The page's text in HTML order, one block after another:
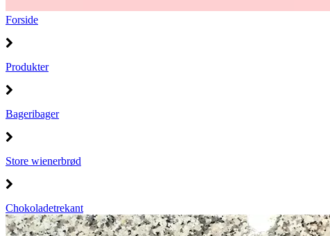
Forside
Produkter
Bageribager
Store wienerbrød
Chokoladetrekant